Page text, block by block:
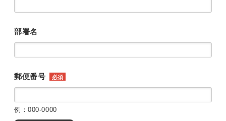
部署名
郵便番号 必須
例：000-0000